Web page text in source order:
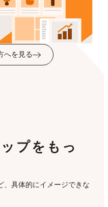
へを見る
プをもっ
、具体的にイメージできな